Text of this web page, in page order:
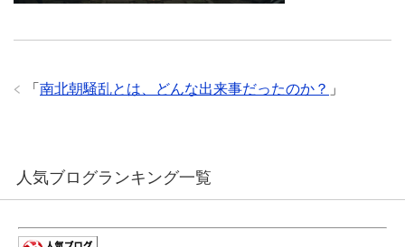
「 南北朝騒乱とは、どんな出来事だったのか？ 」
人気ブログランキング一覧